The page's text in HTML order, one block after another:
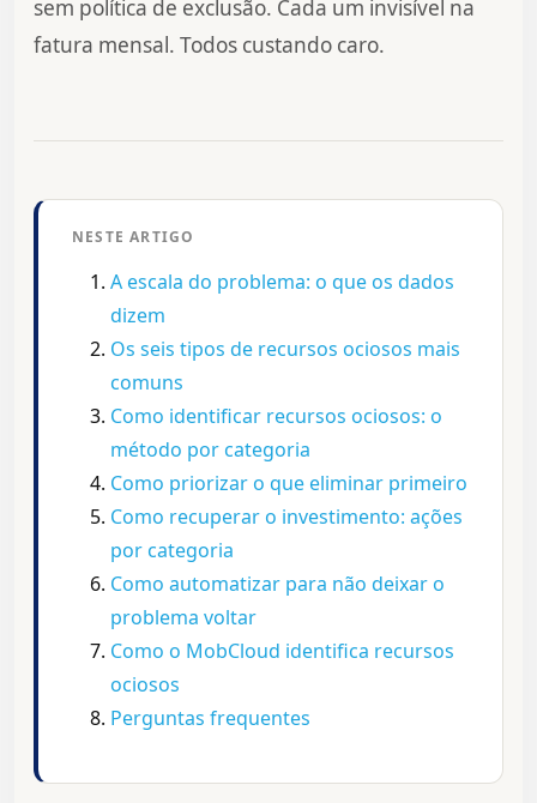
sem política de exclusão. Cada um invisível na
fatura mensal. Todos custando caro.
NESTE ARTIGO
A escala do problema: o que os dados
dizem
Os seis tipos de recursos ociosos mais
comuns
Como identificar recursos ociosos: o
método por categoria
Como priorizar o que eliminar primeiro
Como recuperar o investimento: ações
por categoria
Como automatizar para não deixar o
problema voltar
Como o MobCloud identifica recursos
ociosos
Perguntas frequentes